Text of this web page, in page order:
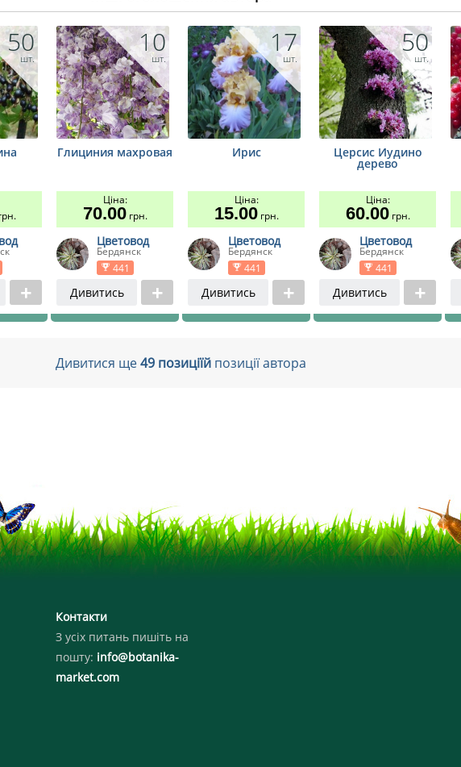
50
шт.
10
шт.
Глициния махровая
Ціна:
70.00грн.
Цветовод
Бердянск
441
Дивитись
17
шт.
Ирис
Ціна:
15.00грн.
Цветовод
Бердянск
441
Дивитись
50
шт.
Церсис Иудино
дерево
Ціна:
60.00грн.
Цветовод
Бердянск
441
Дивитись
Дивитися ще49 позиціїйпозиції автора
Контакти
З усіх питань пишіть на
пошту: info@botanika-
market.com